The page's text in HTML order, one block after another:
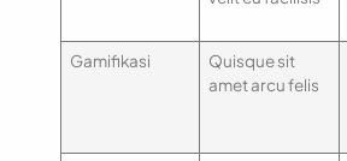
Gamifikasi
Quisque sit
amet arcu felis